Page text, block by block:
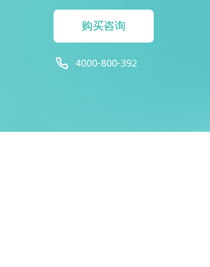
购买咨询
4000-800-392